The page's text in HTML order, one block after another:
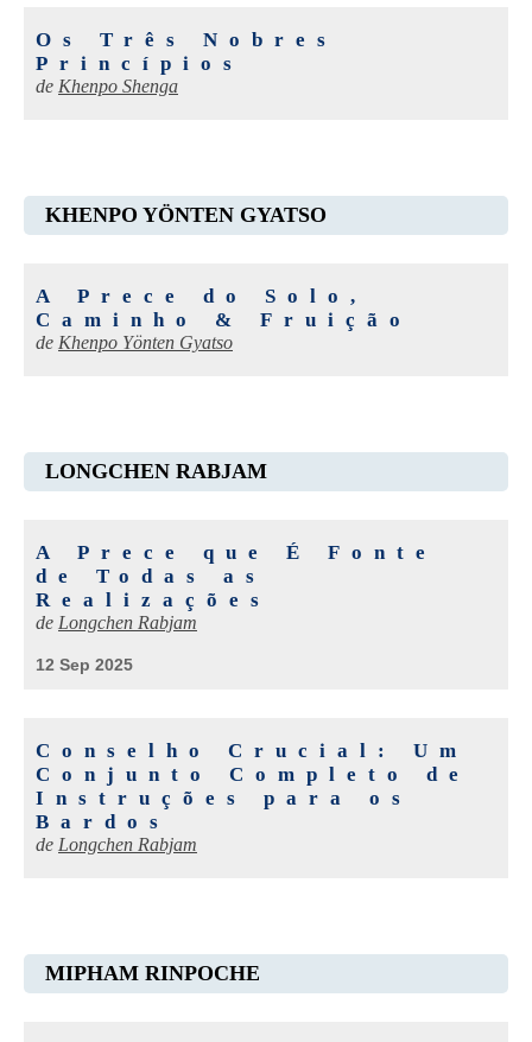
Os Três Nobres
Princípios
de Khenpo Shenga
KHENPO YÖNTEN GYATSO
A Prece do Solo,
Caminho & Fruição
de Khenpo Yönten Gyatso
LONGCHEN RABJAM
A Prece que É Fonte
de Todas as
Realizações
de Longchen Rabjam
12 Sep 2025
Conselho Crucial: Um
Conjunto Completo de
Instruções para os
Bardos
de Longchen Rabjam
MIPHAM RINPOCHE